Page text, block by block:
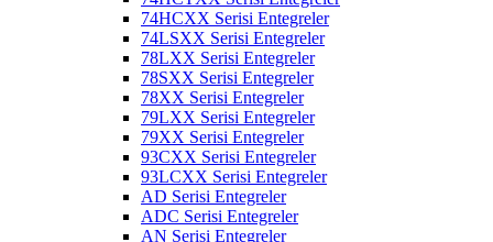
74HCXX Serisi Entegreler
74LSXX Serisi Entegreler
78LXX Serisi Entegreler
78SXX Serisi Entegreler
78XX Serisi Entegreler
79LXX Serisi Entegreler
79XX Serisi Entegreler
93CXX Serisi Entegreler
93LCXX Serisi Entegreler
AD Serisi Entegreler
ADC Serisi Entegreler
AN Serisi Entegreler